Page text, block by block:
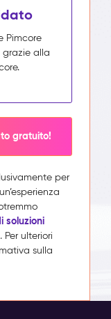
Pimcore
grazie alla
gratuito!
per
soluzioni
ulteriori
sulla